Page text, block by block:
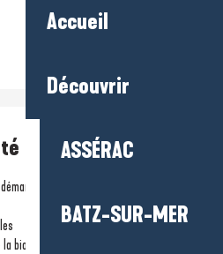
Accueil
Découvrir
ASSÉRAC
BATZ-SUR-MER
environnementale
biodiversité locale